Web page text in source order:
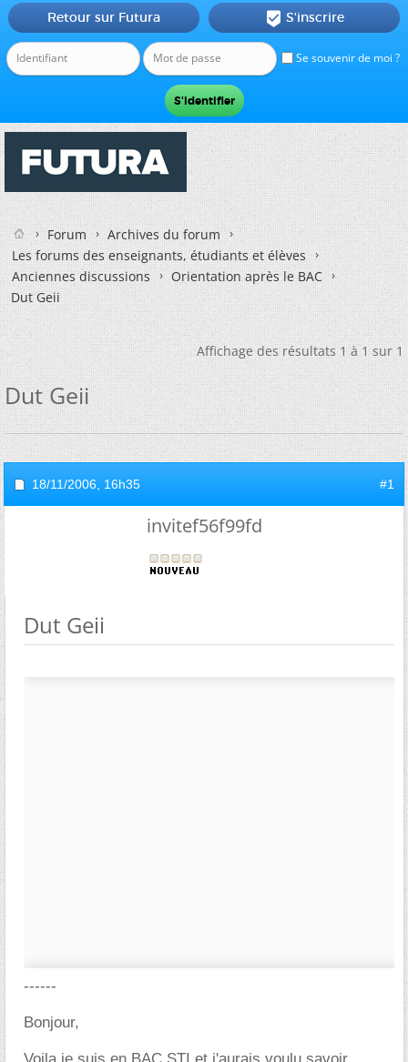
Se souvenir de moi ?
Retour sur Futura  S'inscrire
Forum
Archives du forum
Les forums des enseignants, étudiants et élèves
Anciennes discussions
Orientation après le BAC
Dut Geii
Affichage des résultats 1 à 1 sur 1
Dut Geii
18/11/2006, 16h35 #1
invitef56f99fd
Dut Geii
------
Bonjour,